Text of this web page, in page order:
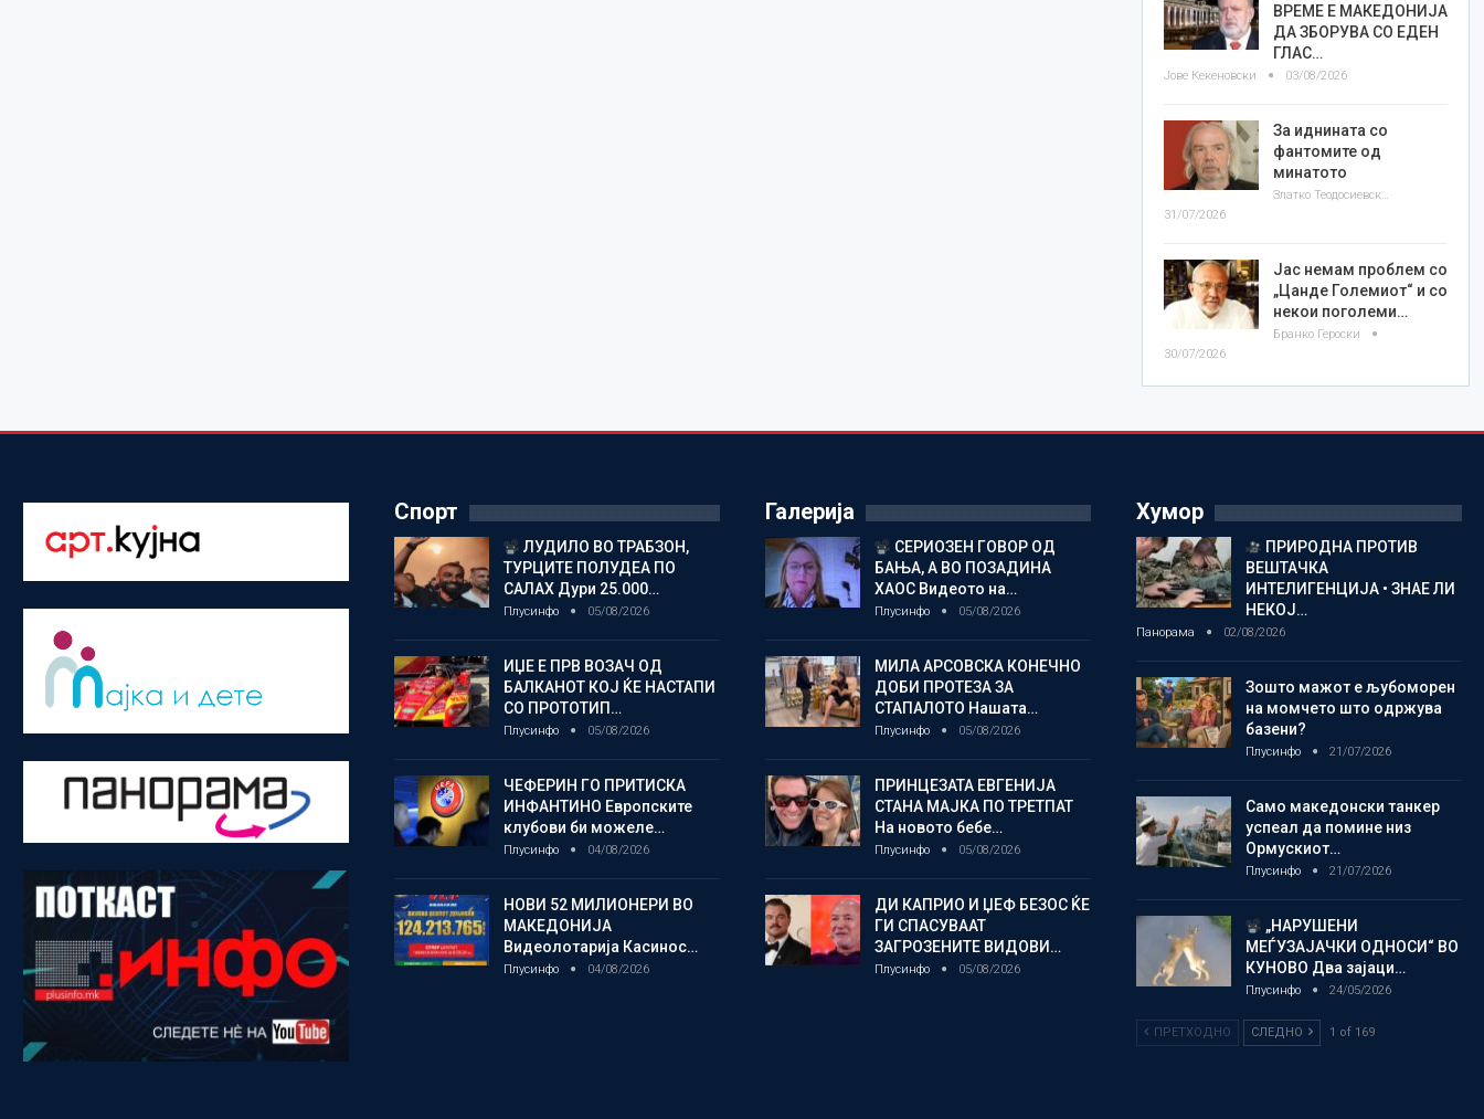
ВРЕМЕ Е МАКЕДОНИЈА
ДА ЗБОРУВА СО ЕДЕН
ГЛАС…
Јове Кекеновски 03/08/2026
За иднината со
фантомите од
минатото
Златко Теодосиевски
31/07/2026
Јас немам проблем со
„Цанде Големиот“ и со
некои поголеми…
Бранко Героски
30/07/2026
Спорт
ЛУДИЛО ВО ТРАБЗОН,
ТУРЦИТЕ ПОЛУДЕА ПО
САЛАХ Дури 25.000…
Плусинфо 05/08/2026
ИЏЕ Е ПРВ ВОЗАЧ ОД
БАЛКАНОТ КОЈ ЌЕ НАСТАПИ
СО ПРОТОТИП…
Плусинфо 05/08/2026
ЧЕФЕРИН ГО ПРИТИСКА
ИНФАНТИНО Европските
клубови би можеле…
Плусинфо 04/08/2026
НОВИ 52 МИЛИОНЕРИ ВО
МАКЕДОНИЈА
Видеолотарија Касинос…
Плусинфо 04/08/2026
Галерија
СЕРИОЗЕН ГОВОР ОД
БАЊА, А ВО ПОЗАДИНА
ХАОС Видеото на…
Плусинфо 05/08/2026
МИЛА АРСОВСКА КОНЕЧНО
ДОБИ ПРОТЕЗА ЗА
СТАПАЛОТО Нашата…
Плусинфо 05/08/2026
ПРИНЦЕЗАТА ЕВГЕНИЈА
СТАНА МАЈКА ПО ТРЕТПАТ
На новото бебе…
Плусинфо 05/08/2026
ДИ КАПРИО И ЏЕФ БЕЗОС ЌЕ
ГИ СПАСУВААТ
ЗАГРОЗЕНИТЕ ВИДОВИ…
Плусинфо 05/08/2026
Хумор
ПРИРОДНА ПРОТИВ
ВЕШТАЧКА
ИНТЕЛИГЕНЦИЈА • ЗНАЕ ЛИ
НЕКОЈ…
Панорама 02/08/2026
Зошто мажот е љубоморен
на момчето што одржува
базени?
Плусинфо 21/07/2026
Само македонски танкер
успеал да помине низ
Ормускиот…
Плусинфо 21/07/2026
„НАРУШЕНИ
МЕЃУЗАЈАЧКИ ОДНОСИ“ ВО
КУНОВО Два зајаци…
Плусинфо 24/05/2026
ПРЕТХОДНО СЛЕДНО 1 of 169